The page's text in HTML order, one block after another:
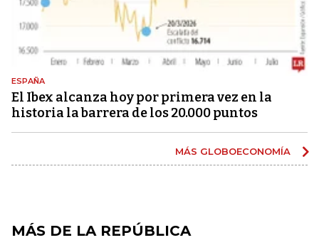
ESPAÑA
El Ibex alcanza hoy por primera vez en la
historia la barrera de los 20.000 puntos
MÁS GLOBOECONOMÍA
MÁS DE LA REPÚBLICA